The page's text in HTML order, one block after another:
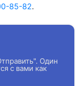
85-82.
Один
с вами как